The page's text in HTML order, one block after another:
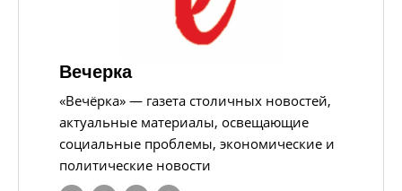
Вечерка
«Вечёрка» — газета столичных новостей,
актуальные материалы, освещающие
социальные проблемы, экономические и
политические новости